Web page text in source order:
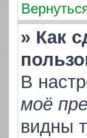
» Как
В
моё
видны